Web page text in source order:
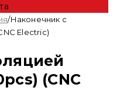
/Наконечник с
Electric)
(CNC